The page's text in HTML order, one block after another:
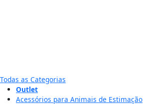
Todas as Categorias
Outlet
Acessórios para Animais de Estimação